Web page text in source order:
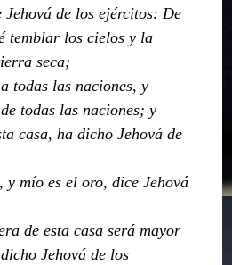
de los ejércitos: De
temblar los cielos y la
seca;
todas las naciones, y
todas las naciones; y
casa, ha dicho Jehová de
mío es el oro, dice Jehová
de esta casa será mayor
Jehová de los